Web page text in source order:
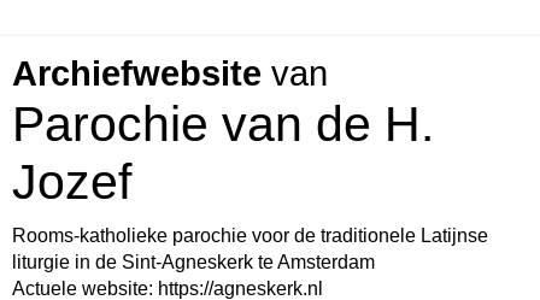
Archiefwebsite van
Parochie van de H.
Jozef
Rooms-katholieke parochie voor de traditionele Latijnse
liturgie in de Sint-Agneskerk te Amsterdam
Actuele website: https://agneskerk.nl